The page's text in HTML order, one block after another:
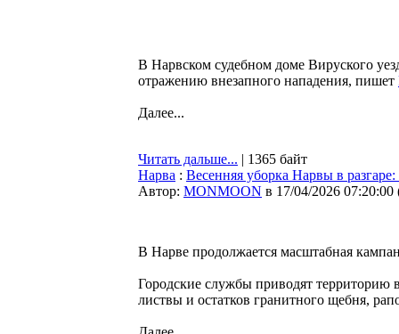
В Нарвском судебном доме Вируского
отражению внезапного нападения, пишет
Далее...
Читать дальше... | 1365 байт
Нарва : Весенняя уборка Нарвы в
Автор: MONMOON в 17/04/2026 07:20:00
В Нарве продолжается масштабная
Городские службы приводят
листвы и остатков гранитного щебня,